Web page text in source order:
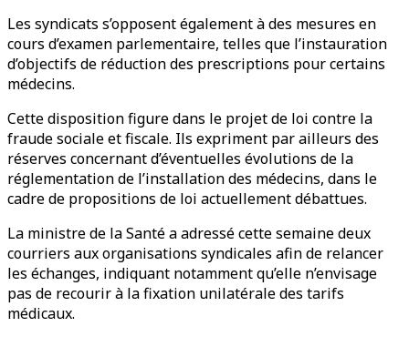
Les syndicats s’opposent également à des mesures en
cours d’examen parlementaire, telles que l’instauration
d’objectifs de réduction des prescriptions pour certains
médecins.
Cette disposition figure dans le projet de loi contre la
fraude sociale et fiscale. Ils expriment par ailleurs des
réserves concernant d’éventuelles évolutions de la
réglementation de l’installation des médecins, dans le
cadre de propositions de loi actuellement débattues.
La ministre de la Santé a adressé cette semaine deux
courriers aux organisations syndicales afin de relancer
les échanges, indiquant notamment qu’elle n’envisage
pas de recourir à la fixation unilatérale des tarifs
médicaux.